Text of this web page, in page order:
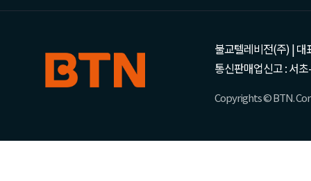
불교텔레비전(주) | 대
통신판매업신고 : 서
Copyrights © BTN.